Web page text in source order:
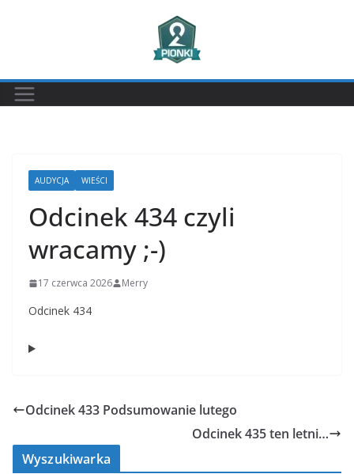
AUDYCJA WIEŚCI
Odcinek 434 czyli
wracamy ;-)
17 czerwca 2026 Merry
Odcinek 434
Odcinek 433 Podsumowanie lutego
Odcinek 435 ten letni…
Wyszukiwarka